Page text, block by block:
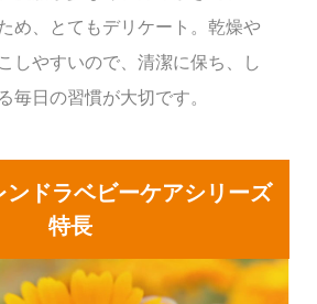
め、とてもデリケート。乾燥や
しやすいので、清潔に保ち、し
毎日の習慣が大切です。
ンドラベビーケアシリーズ
特長